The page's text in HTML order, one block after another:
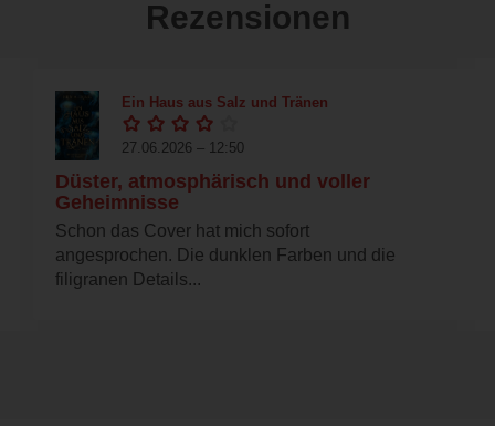
Rezensionen
Ein Haus aus Salz und Tränen
27.06.2026 – 12:50
Düster, atmosphärisch und voller
Geheimnisse
Schon das Cover hat mich sofort
angesprochen. Die dunklen Farben und die
filigranen Details...